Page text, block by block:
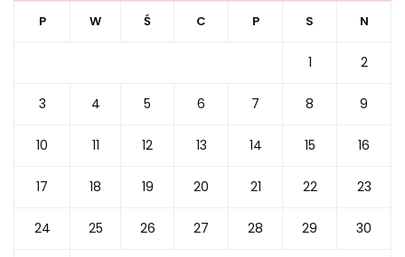
P W Ś C P S N
1 2
3 4 5 6 7 8 9
10 11 12 13 14 15 16
17 18 19 20 21 22 23
24 25 26 27 28 29 30